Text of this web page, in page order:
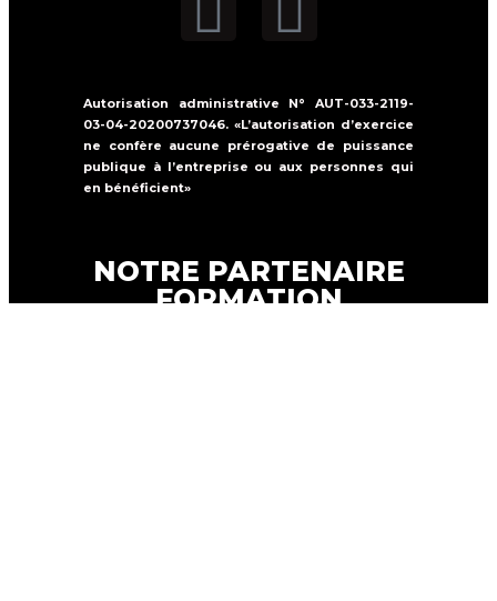
Autorisation administrative N° AUT-033-2119-
03-04-20200737046. «L’autorisation d’exercice
ne confère aucune prérogative de puissance
publique à l’entreprise ou aux personnes qui
en bénéficient»
NOTRE PARTENAIRE
FORMATION